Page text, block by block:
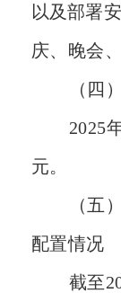
以及部署
庆、晚会
（四
2025
元。
（五
配置情况
截至